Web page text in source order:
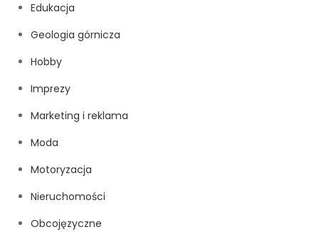
Edukacja
Geologia górnicza
Hobby
Imprezy
Marketing i reklama
Moda
Motoryzacja
Nieruchomości
Obcojęzyczne